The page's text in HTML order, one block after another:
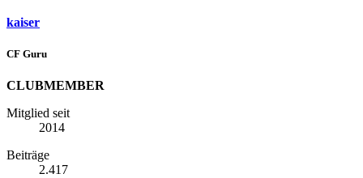
kaiser
CF Guru
CLUBMEMBER
Mitglied seit
2014
Beiträge
2.417